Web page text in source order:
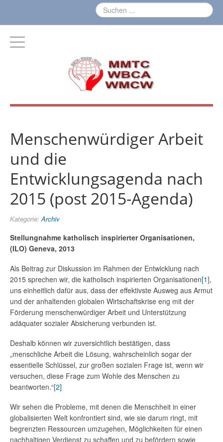
Menschenwürdiger Arbeit
und die
Entwicklungsagenda nach
2015 (post 2015-Agenda)
Kategorie:Archiv
Stellungnahme katholisch inspirierter Organisationen,
(ILO) Geneva, 2013
Als Beitrag zur Diskussion im Rahmen der Entwicklung nach
2015 sprechen wir, die katholisch inspirierten Organisationen[1],
uns einheitlich dafür aus, dass der effektivste Ausweg aus Armut
und der anhaltenden globalen Wirtschaftskrise eng mit der
Förderung menschenwürdiger Arbeit und Unterstützung
adäquater sozialer Absicherung verbunden ist.
Deshalb können wir zuversichtlich bestätigen, dass
„menschliche Arbeit die Lösung, wahrscheinlich sogar der
essentielle Schlüssel, zur großen sozialen Frage ist, wenn wir
versuchen, diese Frage zum Wohle des Menschen zu
beantworten.“[2]
Wir sehen die Probleme, mit denen die Menschheit in einer
globalisierten Welt konfrontiert sind, wie sie darum ringt, mit
begrenzten Ressourcen umzugehen, Möglichkeiten für einen
nachhaltigen Verdienst zu schaffen und zu befördern sowie